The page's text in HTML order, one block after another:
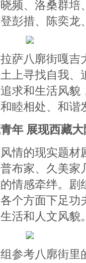
频、洛桑群培
彭措、陈奕龙
八廓街嘎吉
上寻找自我、
求和生活风貌
睦相处、和谐
年 展现西藏大
的现实题材
布家、久美家
情感牵绊。剧
个方面下足功
活和人文风貌
考八廓街里